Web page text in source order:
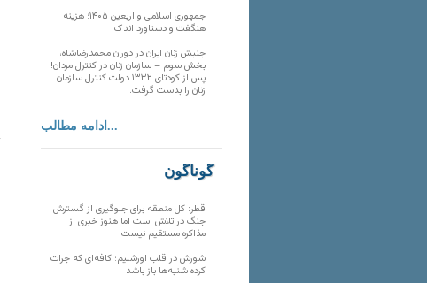
جمهوری اسلامی و اربعین ۱۴۰۵؛ هزینه
هنگفت و دستاورد اندک
جنبش زنان ایران در دوران محمدرضاشاه،
بخش سوم – سازمان زنان در کنترل مردان!
پس از کودتای ۱۳۳۲ دولت کنترل سازمان
زنان را بدست گرفت.
ادامه مطالب...
گوناگون
قطر: کل منطقه برای جلوگیری از گسترش
جنگ در تلاش است اما هنوز خبری از
مذاکره مستقیم نیست
شورش در قلب اورشلیم؛ کافه‌ای که جرات
کرده شنبه‌ها باز باشد